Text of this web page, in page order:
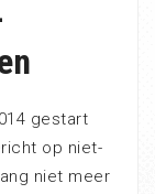
gestart
op niet-
niet meer